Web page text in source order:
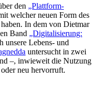
den „Plattform-
welcher neuen Form des
In dem von Dietmar
Band „Digitalisierung:
unsere Lebens- und
untersucht in zwei
–, inwieweit die Nutzung
neu hervorruft.